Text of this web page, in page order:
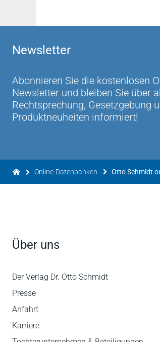
Newsletter
Abonnieren Sie die kostenlosen
Newsletter und bleiben Sie über
Rechtsprechung, Gesetzgebung
Produktneuheiten informiert!
Online-Datenbanken Otto Schmidt
Über uns
Der Verlag Dr. Otto Schmidt
Presse
Anfahrt
Karriere